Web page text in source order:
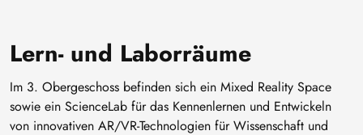
Lern- und Laborräume
Im 3. Obergeschoss befinden sich ein Mixed Reality Space
sowie ein ScienceLab für das Kennenlernen und Entwickeln
von innovativen AR/VR-Technologien für Wissenschaft und